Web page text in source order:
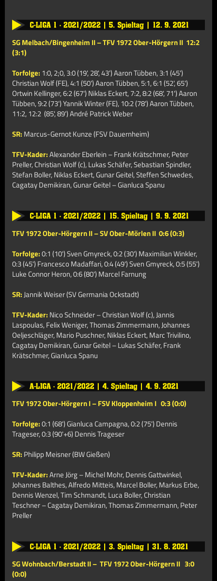
SG Melbach/Bingenheim II – TFV 1972 Ober-Hörgern II 12:2
(3:1)
Torfolge: 1:0, 2;0, 3:0 (19', 28', 43') Aaron Tübben, 3:1 (45')
Christian Wolf (FE), 4:1 (50')Aaron Tübben, 5:1, 6:1 (52', 65')
Ortwin Kellinger, 6:2 (67') Niklas Eckert, 7:2, 8:2 (68', 71') Aaron
Tübben, 9:2 (73') Yannik Winter (FE), 10:2 (78') Aaron Tübben,
11:2, 12:2 (85', 89') André Patrick Weber
SR: Marcus-Gernot Kunze (FSV Dauernheim)
TFV-Kader:Alexander Eberlein – Frank Krätschmer, Peter
Preller, Christian Wolf (c), Lukas Schäfer, Sebastian Spindler,
Stefan Boller, Niklas Eckert, Gunar Geitel, Steffen Schwedes,
Cagatay Demikiran, Gunar Geitel – Gianluca Spanu
TFV 1972 Ober-Hörgern II – SV Ober-Mörlen II 0:6 (0:3)
Torfolge:0:1 (10') Sven Gmyreck, 0:2 (30') Maximilian Winkler,
0:3 (45') Francesco Madaffari, 0:4 (49')Sven Gmyreck, 0:5 (55')
Luke Connor Heron, 0:6 (80') Marcel Farnung
SR: Jannik Weiser (SV Germania Ockstadt)
TFV-Kader: Nico Schneider – Christian Wolf (c), Jannis
Laspoulas, Felix Weniger, Thomas Zimmermann, Johannes
Oeljeschläger, Mario Puschner, Niklas Eckert, Marc Trivilino,
Cagatay Demikiran, Gunar Geitel – Lukas Schäfer, Frank
Krätschmer, Gianluca Spanu
TFV 1972 Ober-Hörgern I – FSV Kloppenheim I 0:3 (0:0)
Torfolge:0:1 (68') Gianluca Campagna, 0:2 (75') Dennis
Trageser, 0:3 (90'+6) Dennis Trageser
SR: Philipp Meisner (BW Gießen)
TFV-Kader:Arne Jörg – Michel Mohr, Dennis Gattwinkel,
Johannes Balthes, Alfredo Mitteis, Marcel Boller, Markus Erbe,
Dennis Wenzel, Tim Schmandt, Luca Boller,Christian
Teschner– Cagatay Demikiran, Thomas Zimmermann, Peter
Preller
SG Wohnbach/Berstadt II – TFV 1972 Ober-Hörgern II 3:0
(0:0)